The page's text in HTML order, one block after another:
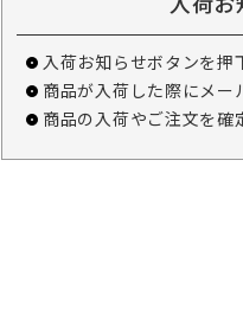
入荷お知らせボタンを押
商品が入荷した際にメー
商品の入荷やご注文を確